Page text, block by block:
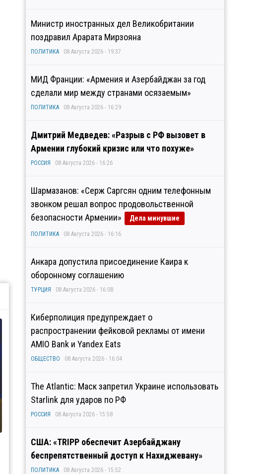
Министр иностранных дел Великобритании
поздравил Арарата Мирзояна
ПОЛИТИКА 08 Августа 2026 - 19:37
МИД Франции: «Армения и Азербайджан за год
сделали мир между странами осязаемым»
ПОЛИТИКА 08 Августа 2026 - 16:29
Дмитрий Медведев: «Разрыв с РФ вызовет в
Армении глубокий кризис или что похуже»
РОССИЯ 08 Августа 2026 - 16:26
Шармазанов: «Серж Саргсян одним телефонным
звонком решал вопрос продовольственной
безопасности Армении»
Дела минувшие
ПОЛИТИКА 08 Августа 2026 - 16:16
Анкара допустила присоединение Каира к
оборонному соглашению
ТУРЦИЯ 08 Августа 2026 - 16:08
Киберполиция предупреждает о
распространении фейковой рекламы от имени
AMIO Bank и Yandex Eats
ОБЩЕСТВО 08 Августа 2026 - 16:04
The Atlantic: Маск запретил Украине использовать
Starlink для ударов по РФ
РОССИЯ 08 Августа 2026 - 15:58
США: «TRIPP обеспечит Азербайджану
беспрепятственный доступ к Нахиджевану»
ПОЛИТИКА 08 Августа 2026 - 15:52